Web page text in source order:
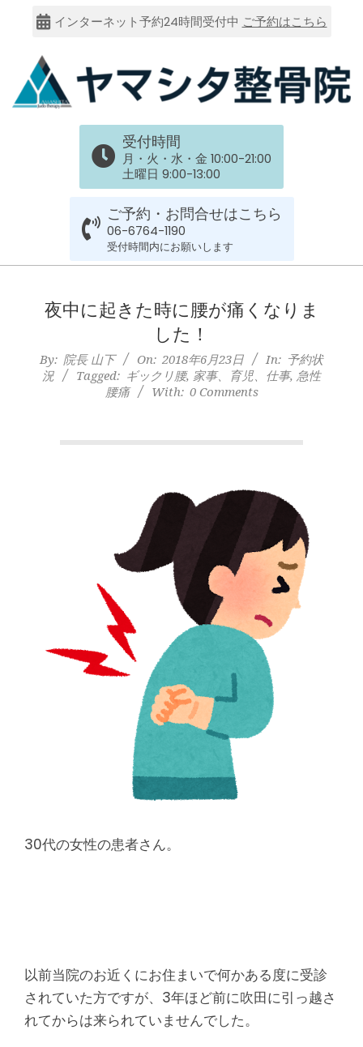
content
インターネット予約24時間受付中 ご予約はこちら
大
谷
六
上
本
こ
整
ら
ヤ
受付時間
月・火・水・金 10:00-21:00
土曜日 9:00-13:00
ご予約・お問合せはこちら
06-6764-1190
受付時間内にお願いします
Navigation夜中に起きた時に腰が痛くなりま
した！
By: 院長 山下 On: 2018年6月23日 In: 予約状
況
Tagged: ギックリ腰, 家事、育児、仕事, 急性
腰痛
With: 0 Comments
30代の女性の患者さん。
以前当院のお近くにお住まいで何かある度に受診
されていた方ですが、3年ほど前に吹田に引っ越さ
れてからは来られていませんでした。